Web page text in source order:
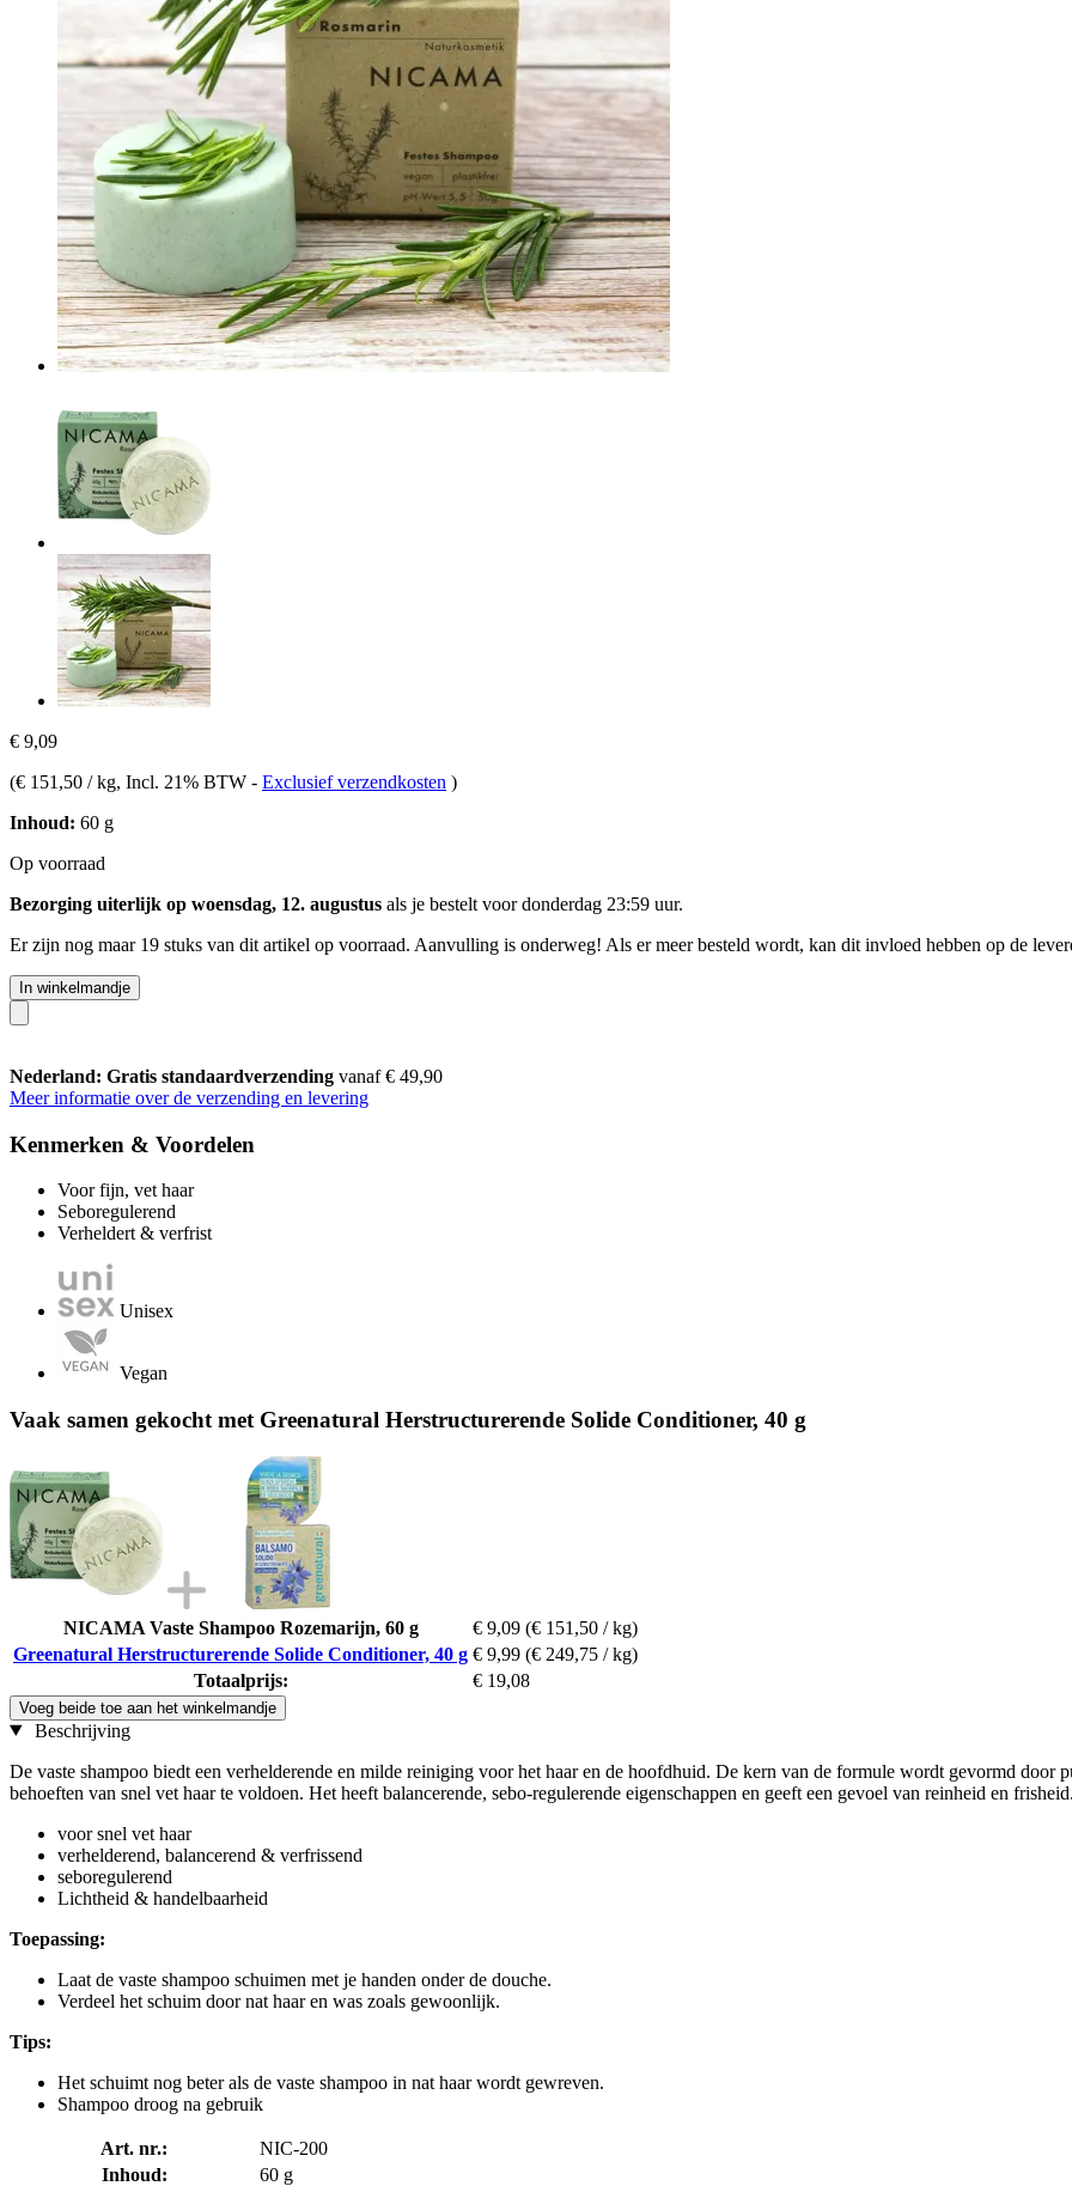
€ 9,09
(€ 151,50 / kg, Incl. 21% BTW - Exclusief verzendkosten )
Inhoud: 60 g
Op voorraad
Bezorging uiterlijk op woensdag, 12. augustus als je bestelt voordonderdag 23:59 uur.
Er zijn nog maar 19 stuks van dit artikel op voorraad. Aanvulling is onderweg! Als er meer besteld wordt, kan dit invloed hebben op de
In winkelmandje
Nederland: Gratis standaardverzending vanaf € 49,90
Meer informatie over de verzending en levering
Kenmerken & Voordelen
Voor fijn, vet haar
Seboregulerend
Verheldert & verfrist
Unisex
Vegan
Vaak samen gekocht met Greenatural Herstructurerende Solide Conditioner, 40 g
NICAMA Vaste Shampoo Rozemarijn, 60 g € 9,09 (€ 151,50 / kg)
Greenatural Herstructurerende Solide Conditioner, 40 g € 9,99 (€ 249,75 / kg)
Totaalprijs:
€ 19,08
Voeg beide toe aan het winkelmandje
Beschrijving
De vaste shampoo biedt een verhelderende en milde reiniging voor het haar en de hoofdhuid. De kern van de formule wordt gevormd door
behoeften van snel vet haar te voldoen. Het heeft balancerende, sebo-regulerende eigenschappen en geeft een gevoel van reinheid en
voor snel vet haar
verhelderend, balancerend & verfrissend
seboregulerend
Lichtheid & handelbaarheid
Toepassing:
Laat de vaste shampoo schuimen met je handen onder de douche.
Verdeel het schuim door nat haar en was zoals gewoonlijk.
Tips:
Het schuimt nog beter als de vaste shampoo in nat haar wordt gewreven.
Shampoo droog na gebruik
Art. nr.:
NIC-200
Inhoud:
60 g